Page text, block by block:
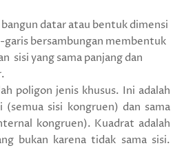
datar atau bentuk dimensi
garis bersambungan membentuk
sisi yang sama panjang dan
poligon jenis khusus. Ini adalah
(semua sisi kongruen) dan sama
kongruen). Kuadrat adalah
bukan karena tidak sama sisi.